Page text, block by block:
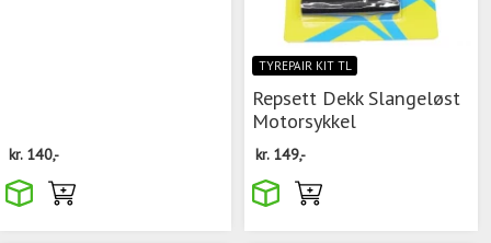
kr. 140,-
TYREPAIR KIT TL
Repsett Dekk Slangeløst
Motorsykkel
kr. 149,-